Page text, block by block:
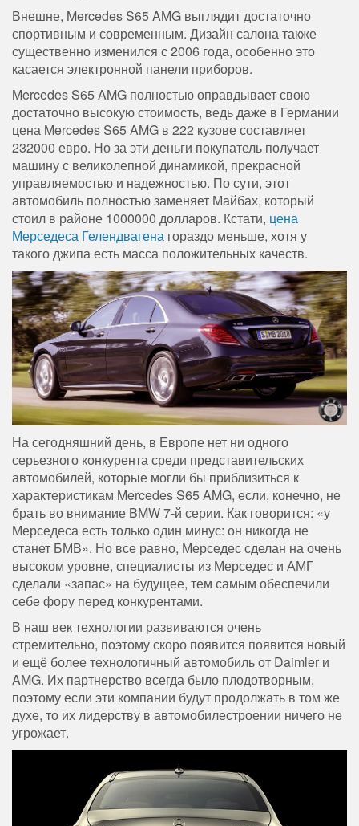
Внешне, Mercedes S65 AMG выглядит достаточно
спортивным и современным. Дизайн салона также
существенно изменился с 2006 года, особенно это
касается электронной панели приборов.
Mercedes S65 AMG полностью оправдывает свою
достаточно высокую стоимость, ведь даже в Германии
цена Mercedes S65 AMG в 222 кузове составляет
232000 евро. Но за эти деньги покупатель получает
машину с великолепной динамикой, прекрасной
управляемостью и надежностью. По сути, этот
автомобиль полностью заменяет Майбах, который
стоил в районе 1000000 долларов. Кстати, цена
Мерседеса Гелендвагена гораздо меньше, хотя у
такого джипа есть масса положительных качеств.
На сегодняшний день, в Европе нет ни одного
серьезного конкурента среди представительских
автомобилей, которые могли бы приблизиться к
характеристикам Mercedes S65 AMG, если, конечно, не
брать во внимание BMW 7-й серии. Как говорится: «у
Мерседеса есть только один минус: он никогда не
станет БМВ». Но все равно, Мерседес сделан на очень
высоком уровне, специалисты из Мерседес и АМГ
сделали «запас» на будущее, тем самым обеспечили
себе фору перед конкурентами.
В наш век технологии развиваются очень
стремительно, поэтому скоро появится появится новый
и ещё более технологичный автомобиль от Daimler и
AMG. Их партнерство всегда было плодотворным,
поэтому если эти компании будут продолжать в том же
духе, то их лидерству в автомобилестроении ничего не
угрожает.